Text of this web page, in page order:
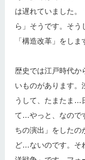
は遅れていました。
ら」そうです。そ
「構造改革」をしま
歴史では江戸時代か
いものがあります。
うして、たまたま…
て…やっと、なので
ちの演出」をしたの
ど…ないのです。そ